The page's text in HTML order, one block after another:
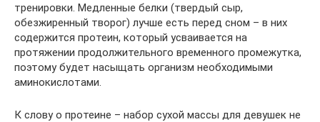
тренировки. Медленные белки (твердый сыр,
обезжиренный творог) лучше есть перед сном – в них
содержится протеин, который усваивается на
протяжении продолжительного временного промежутка,
поэтому будет насыщать организм необходимыми
аминокислотами.
К слову о протеине – набор сухой массы для девушек не